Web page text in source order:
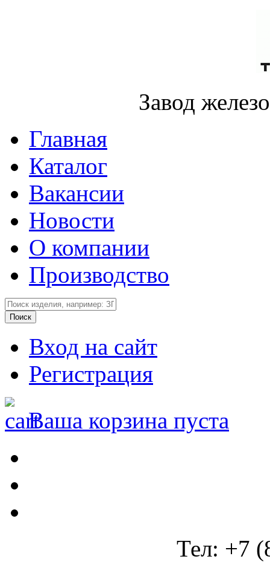
Завод
Главная
Каталог
Вакансии
Новости
О компании
Производство
Вход на сайт
Регистрация
Ваша корзина пуста
Тел: +7